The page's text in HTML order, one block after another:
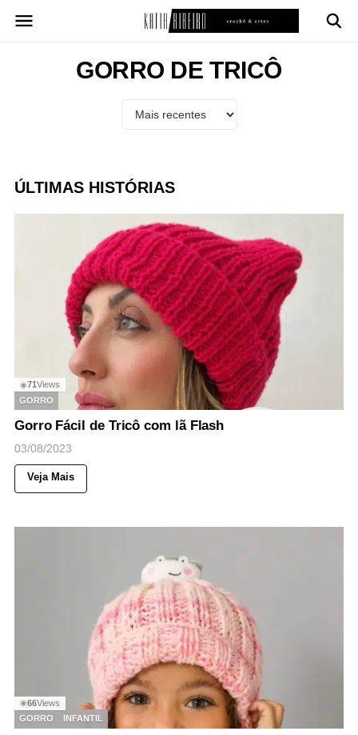
para
GORRO DE TRICÔ
ÚLTIMAS HISTÓRIAS
◉71 Views
GORRO
Gorro Fácil de Tricô com lã Flash
03/08/2023
Veja Mais
◉66Views
GORRO
INFANTIL